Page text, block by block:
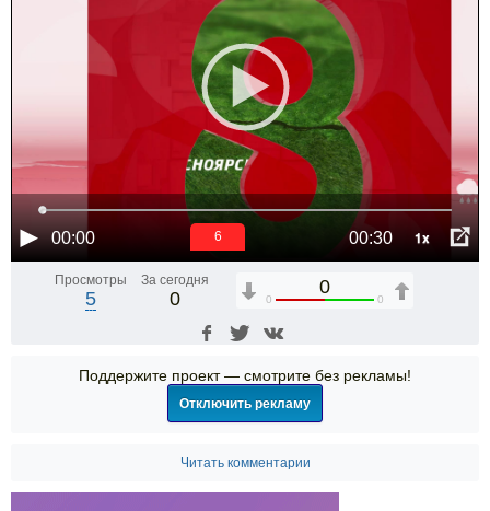
00:00 00:30 1x
5
Просмотры
5
За сегодня
0
0
0 0
Поддержите проект — смотрите без рекламы!
Отключить рекламу
Читать комментарии